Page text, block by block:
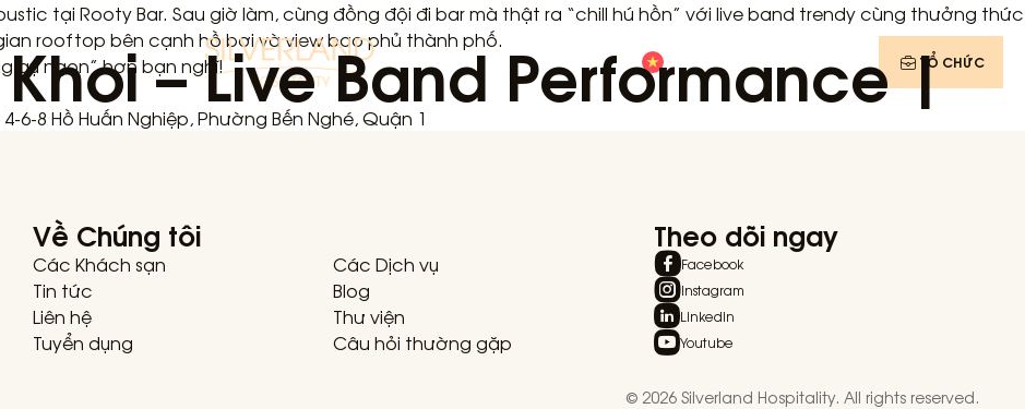
TIẾNG VIỆT CÁ NHÂN TỔ CHỨC
– Live Band Performance |
tại Rooty Bar. Sau giờ làm, cùng đồng đội đi bar mà thật ra “chill hú hồn” với live band trendy cùng thưởng thức
rooftop bên cạnh hồ bơi và view bao phủ thành phố.
gụ ngon” hơn bạn nghĩ!
6-8 Hồ Huấn Nghiệp, Phường Bến Nghé, Quận 1
Về Chúng tôi
Các Khách sạn
Các Dịch vụ
Tin tức
Blog
Liên hệ
Thư viện
Tuyển dụng
Câu hỏi thường gặp
Theo dõi ngay
Facebook
Instagram
Linkedin
Youtube
© 2026 Silverland Hospitality. All rights reserved.